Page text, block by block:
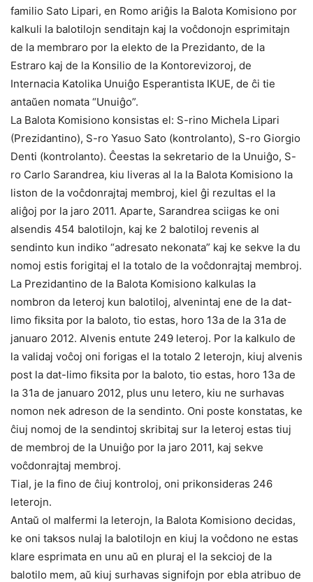
familio Sato Lipari, en Romo ariĝis la Balota Komisiono por
kalkuli la balotilojn senditajn kaj la voĉdonojn esprimitajn
de la membraro por la elekto de la Prezidanto, de la
Estraro kaj de la Konsilio de la Kontorevizoroj, de
Internacia Katolika Unuiĝo Esperantista IKUE, de ĉi tie
antaŭen nomata “Unuiĝo”.
La Balota Komisiono konsistas el: S-rino Michela Lipari
(Prezidantino), S-ro Yasuo Sato (kontrolanto), S-ro Giorgio
Denti (kontrolanto). Ĉeestas la sekretario de la Unuiĝo, S-
ro Carlo Sarandrea, kiu liveras al la la Balota Komisiono la
liston de la voĉdonrajtaj membroj, kiel ĝi rezultas el la
aliĝoj por la jaro 2011. Aparte, Sarandrea sciigas ke oni
alsendis 454 balotilojn, kaj ke 2 balotiloj revenis al
sendinto kun indiko “adresato nekonata” kaj ke sekve la du
nomoj estis forigitaj el la totalo de la voĉdonrajtaj membroj.
La Prezidantino de la Balota Komisiono kalkulas la
nombron da leteroj kun balotiloj, alvenintaj ene de la dat-
limo fiksita por la baloto, tio estas, horo 13a de la 31a de
januaro 2012. Alvenis entute 249 leteroj. Por la kalkulo de
la validaj voĉoj oni forigas el la totalo 2 leterojn, kiuj alvenis
post la dat-limo fiksita por la baloto, tio estas, horo 13a de
la 31a de januaro 2012, plus unu letero, kiu ne surhavas
nomon nek adreson de la sendinto. Oni poste konstatas, ke
ĉiuj nomoj de la sendintoj skribitaj sur la leteroj estas tiuj
de membroj de la Unuiĝo por la jaro 2011, kaj sekve
voĉdonrajtaj membroj.
Tial, je la fino de ĉiuj kontroloj, oni prikonsideras 246
leterojn.
Antaŭ ol malfermi la leterojn, la Balota Komisiono decidas,
ke oni taksos nulaj la balotilojn en kiuj la voĉdono ne estas
klare esprimata en unu aŭ en pluraj el la sekcioj de la
balotilo mem, aŭ kiuj surhavas signifojn por ebla atribuo de